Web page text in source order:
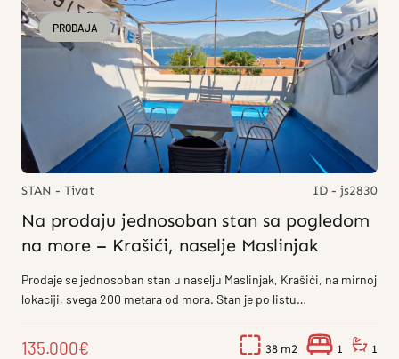
PRODAJA
STAN - Tivat ID - js2830
Na prodaju jednosoban stan sa pogledom
na more – Krašići, naselje Maslinjak
Prodaje se jednosoban stan u naselju Maslinjak, Krašići, na mirnoj
lokaciji, svega 200 metara od mora. Stan je po listu
135.000€ 38 1 1